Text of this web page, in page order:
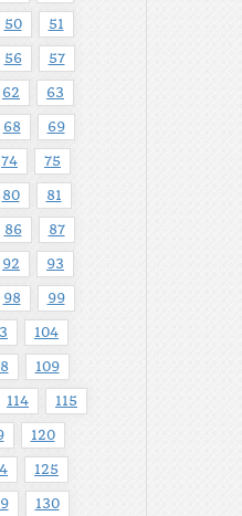
50 51
56 57
62 63
68 69
74 75
80 81
86 87
92 93
98 99
104
109
114 115
120
125
130